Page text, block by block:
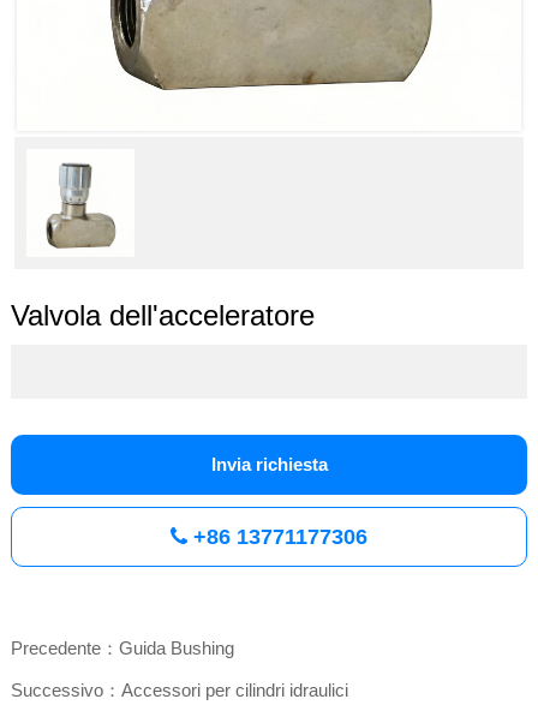
Valvola dell'acceleratore
Invia richiesta
+86 13771177306
Precedente：Guida Bushing
Successivo：Accessori per cilindri idraulici